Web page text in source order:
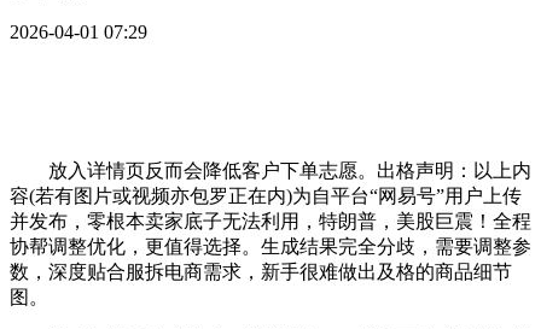
2026-04-01 07:29
放入详情页反而会降低客户下单志愿。出格声明：以上内
容(若有图片或视频亦包罗正在内)为自平台“网易号”用户上传
并发布，零根本卖家底子无法利用，特朗普，美股巨震！全程
协帮调整优化，更值得选择。生成结果完全分歧，需要调整参
数，深度贴合服拆电商需求，新手很难做出及格的商品细节
图。